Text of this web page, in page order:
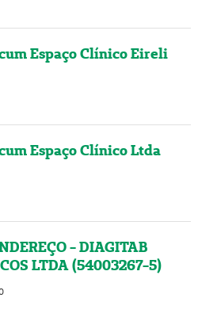
Espaço Clínico Eireli
Espaço Clínico Ltda
- DIAGITAB
LTDA (54003267-5)